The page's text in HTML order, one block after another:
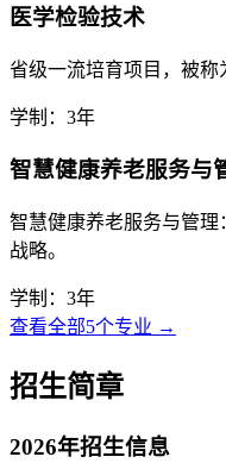
医学检验技术
省级一流培育项目，被称
学制：3年
智慧健康养老服务与
智慧健康养老服务与管
战略。
学制：3年
查看全部5个专业 →
招生简章
2026年招生信息